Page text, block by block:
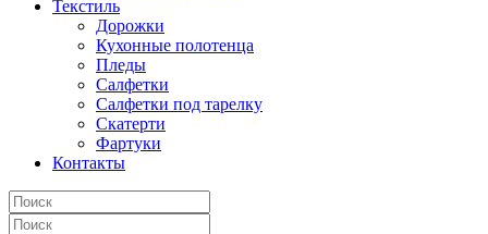
Текстиль
Дорожки
Кухонные полотенца
Пледы
Салфетки
Салфетки под тарелку
Скатерти
Фартуки
Контакты